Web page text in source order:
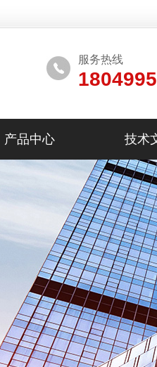
服务热线
产品中心 技术